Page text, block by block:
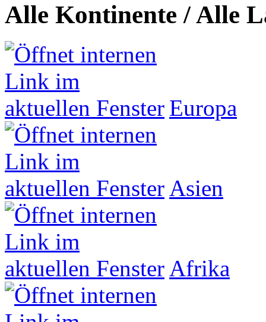
Alle Kontinente / Alle
Europa
Asien
Afrika